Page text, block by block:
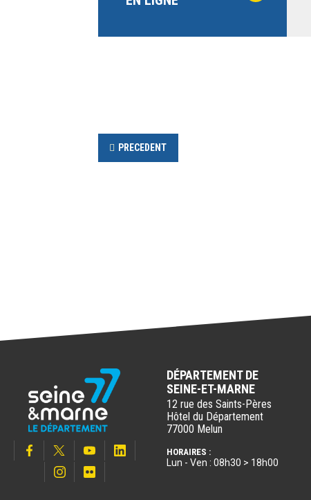
PRECEDENT
DÉPARTEMENT DE
SEINE-ET-MARNE
12 rue des Saints-Pères
Hôtel du Département
77000 Melun
HORAIRES :
Lun - Ven : 08h30 > 18h00